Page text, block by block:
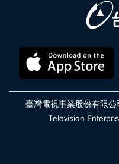
臺灣電視事業股份有限
Television